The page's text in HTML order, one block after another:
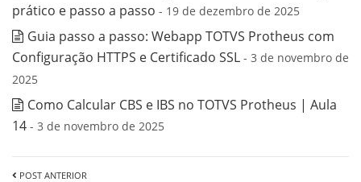
prático e passo a passo - 19 de dezembro de 2025
Guia passo a passo: Webapp TOTVS Protheus com
Configuração HTTPS e Certificado SSL - 3 de novembro de
2025
Como Calcular CBS e IBS no TOTVS Protheus | Aula
14 - 3 de novembro de 2025
POST ANTERIOR